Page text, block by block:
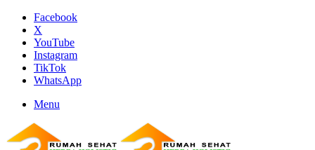
Facebook
X
YouTube
Instagram
TikTok
WhatsApp
Menu